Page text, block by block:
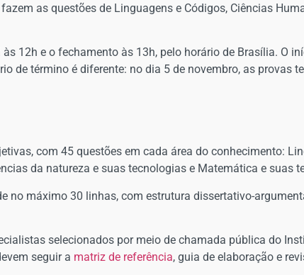
as questões de Linguagens e Códigos, Ciências
12h e o fechamento às 13h, pelo horário de Brasília. O
de término é diferente: no dia 5 de novembro, as provas
com 45 questões em cada área do conhecimento:
da natureza e suas tecnologias e Matemática e suas
no máximo 30 linhas, com estrutura dissertativo-
selecionados por meio de chamada pública do
seguir a matriz de referência, guia de elaboração e